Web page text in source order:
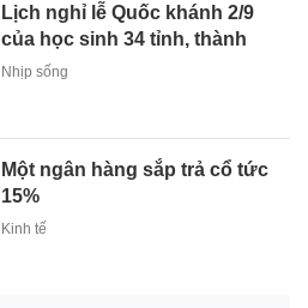
Lịch nghỉ lễ Quốc khánh 2/9
của học sinh 34 tỉnh, thành
Nhịp sống
Một ngân hàng sắp trả cổ tức
15%
Kinh tế